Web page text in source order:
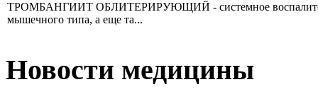
ТРОМБАНГИИТ ОБЛИТЕРИРУЮЩИЙ - системное
мышечного типа, а еще та...
Новости медицины